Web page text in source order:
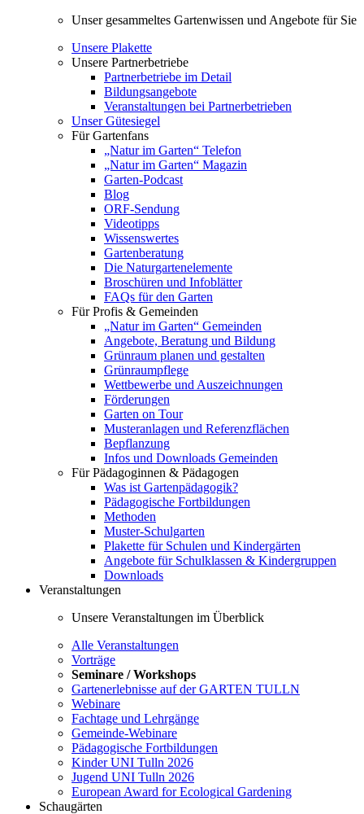
Unser gesammeltes Gartenwissen und Angebote für Sie
Unsere Plakette
Unsere Partnerbetriebe
Partnerbetriebe im Detail
Bildungsangebote
Veranstaltungen bei Partnerbetrieben
Unser Gütesiegel
Für Gartenfans
„Natur im Garten“ Telefon
„Natur im Garten“ Magazin
Garten-Podcast
Blog
ORF-Sendung
Videotipps
Wissenswertes
Gartenberatung
Die Naturgartenelemente
Broschüren und Infoblätter
FAQs für den Garten
Für Profis & Gemeinden
„Natur im Garten“ Gemeinden
Angebote, Beratung und Bildung
Grünraum planen und gestalten
Grünraumpflege
Wettbewerbe und Auszeichnungen
Förderungen
Garten on Tour
Musteranlagen und Referenzflächen
Bepflanzung
Infos und Downloads Gemeinden
Für Pädagoginnen & Pädagogen
Was ist Gartenpädagogik?
Pädagogische Fortbildungen
Methoden
Muster-Schulgarten
Plakette für Schulen und Kindergärten
Angebote für Schulklassen & Kindergruppen
Downloads
Veranstaltungen
Unsere Veranstaltungen im Überblick
Alle Veranstaltungen
Vorträge
Seminare / Workshops
Gartenerlebnisse auf der GARTEN TULLN
Webinare
Fachtage und Lehrgänge
Gemeinde-Webinare
Pädagogische Fortbildungen
Kinder UNI Tulln 2026
Jugend UNI Tulln 2026
European Award for Ecological Gardening
Schaugärten